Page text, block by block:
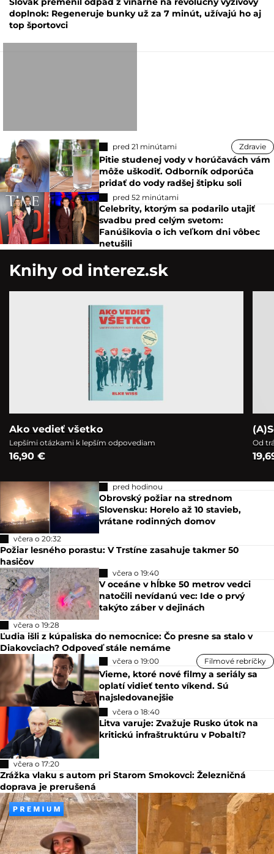
doplnok: Regeneruje bunky už za 7 minút, užívajú ho aj
top športovci
pred 21 minútami Zdravie
Pitie studenej vody v horúčavách vám
môže uškodiť. Odborník odporúča
pridať do vody radšej štipku soli
pred 52 minútami
Celebrity, ktorým sa podarilo utajiť
svadbu pred celým svetom:
Fanúšikovia o ich veľkom dni vôbec
netušili
Knihy od interez.sk
Ako vedieť všetko
Lepšími otázkami k lepším odpovediam
16,90 €
Od
pred hodinou
Obrovský požiar na strednom
Slovensku: Horelo až 10 stavieb,
vrátane rodinných domov
včera o 20:32
Požiar lesného porastu: V Trstíne zasahuje takmer 50
hasičov
včera o 19:40
V oceáne v hĺbke 50 metrov vedci
natočili nevídanú vec: Ide o prvý
takýto záber v dejinách
včera o 19:28
Ľudia išli z kúpaliska do nemocnice: Čo presne sa stalo v
Diakovciach? Odpoveď stále nemáme
včera o 19:00 Filmové rebríčky
Vieme, ktoré nové filmy a seriály sa
oplatí vidieť tento víkend. Sú
najsledovanejšie
včera o 18:40
Litva varuje: Zvažuje Rusko útok na
kritickú infraštruktúru v Pobaltí?
včera o 17:20
Zrážka vlaku s autom pri Starom Smokovci: Železničná
doprava je prerušená